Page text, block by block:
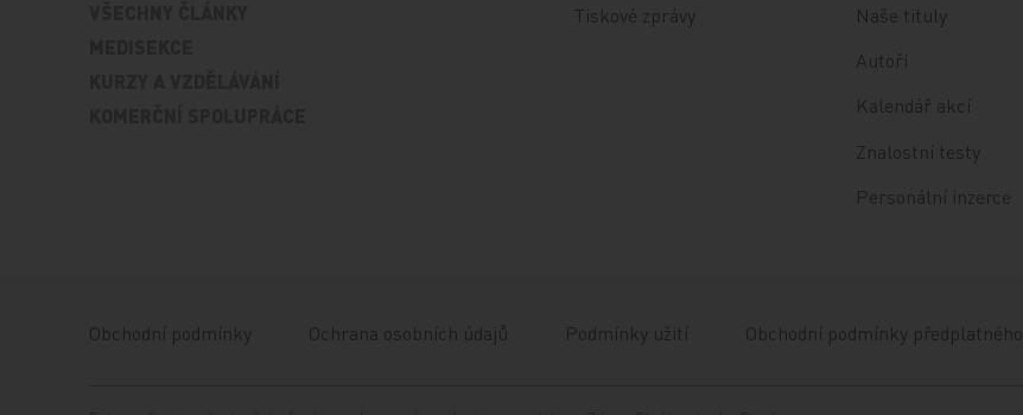
Tiskové zprávy
Naše tituly
Autoři
Kalendář akcí
Znalostní testy
Personální inzerce
Obchodní podmínky Ochrana osobních údajů Podmínky užití Obchodní podmínky předplatného